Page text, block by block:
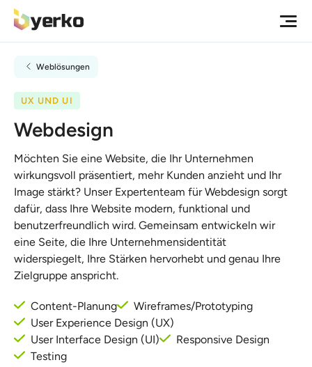
Weblösungen
UX UND UI
Webdesign
Möchten Sie eine Website, die Ihr Unternehmen
wirkungsvoll präsentiert, mehr Kunden anzieht und Ihr
Image stärkt? Unser Expertenteam für Webdesign sorgt
dafür, dass Ihre Website modern, funktional und
benutzerfreundlich wird. Gemeinsam entwickeln wir
eine Seite, die Ihre Unternehmensidentität
widerspiegelt, Ihre Stärken hervorhebt und genau Ihre
Zielgruppe anspricht.
Content-Planung
Wireframes/Prototyping
User Experience Design (UX)
User Interface Design (UI)
Responsive Design
Testing